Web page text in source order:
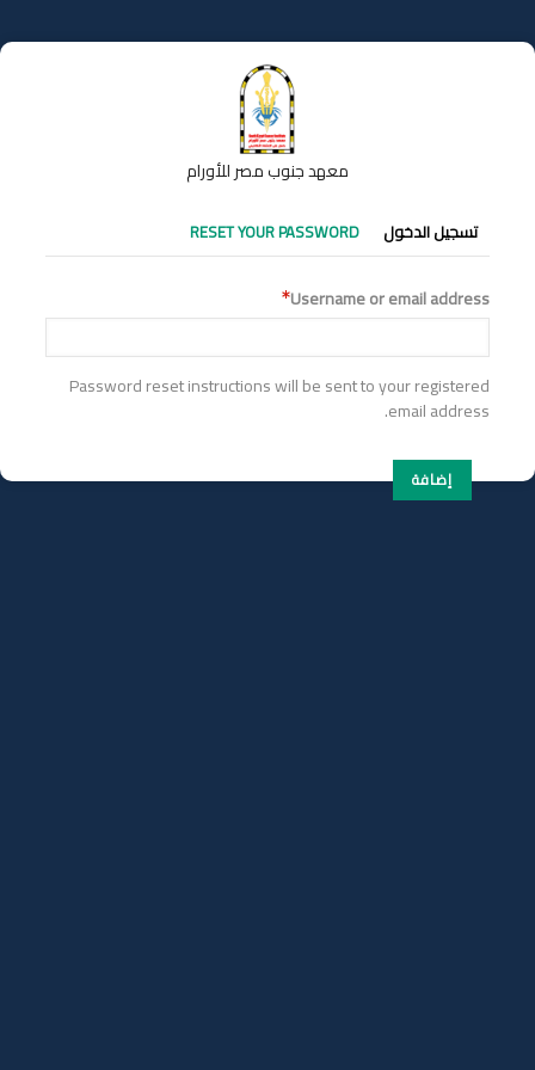
إلى
المحتوى
معهد جنوب مصر للأورام
التبويبات
الأساسية
تسجيل الدخول RESET YOUR PASSWORD
Username or email address
Password reset instructions will be sent to your registered
email address.